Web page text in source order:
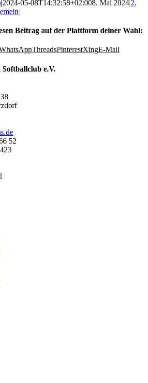
2024-05-08T14:32:58+02:008. Mai 2024 2.
|
Beitrag auf der Plattform deiner Wahl:
ThreadsPinterestXingE-Mail
e.V.
52